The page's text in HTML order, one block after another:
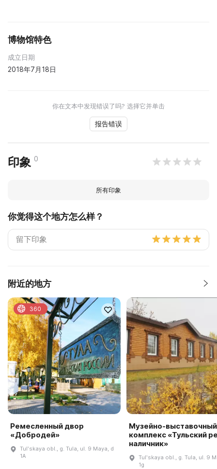
博物馆特色
成立日期
2018年7月18日
你在文本中发现错误了吗? 选择它并单击
报告错误
印象 0
所有印象
你觉得这个地方怎么样？
附近的地方
Ремесленный двор
«Добродей»
Tulʹskaya obl., g. Tula, ul. 9 Maya, d
1A
360
Музейно-выставочный
комплекс «Тульский
наличник»
Tulʹskaya obl., g. Tula, ul. 9
1g